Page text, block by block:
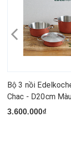
Bộ 3 nồi
Chac - D20cm
3.600.000₫